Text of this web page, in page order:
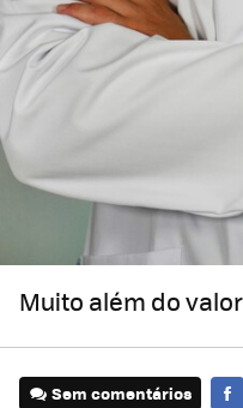
Muito além do
Sem comentários